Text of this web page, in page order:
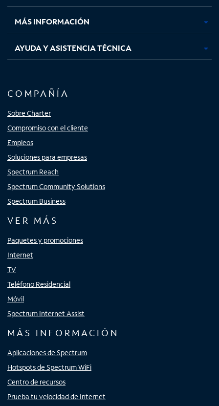
nuevanuevanuevanueva
MÁS INFORMACIÓN
AYUDA Y ASISTENCIA TÉCNICA
COMPAÑÍA
Sobre Charter
Compromiso con el cliente
Empleos
Soluciones para empresas
Spectrum Reach
Spectrum Community Solutions
Spectrum Business
VER MÁS
Paquetes y promociones
Internet
TV
Teléfono Residencial
Móvil
Spectrum Internet Assist
MÁS INFORMACIÓN
Aplicaciones de Spectrum
Hotspots de Spectrum WiFi
Centro de recursos
Prueba tu velocidad de Internet